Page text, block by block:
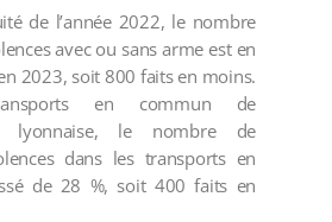
de l’année 2022, le nombre
avec ou sans arme est en
2023, soit 800 faits en moins.
en commun de
lyonnaise, le nombre de
dans les transports en
de 28 %, soit 400 faits en